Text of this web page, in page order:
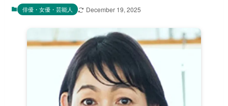
俳優・女優・芸能人 December 19, 2025